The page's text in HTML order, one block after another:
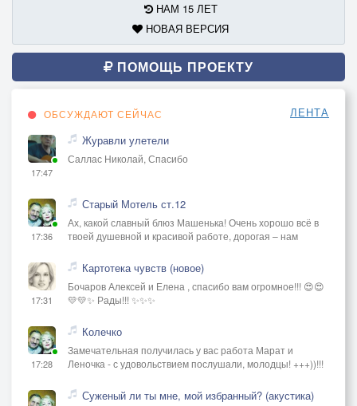
НАМ 15 ЛЕТ
НОВАЯ ВЕРСИЯ
ПОМОЩЬ ПРОЕКТУ
ОБСУЖДАЮТ СЕЙЧАС ЛЕНТА
17:47
Журавли улетели
Саллас Николай, Спасибо
17:36
Старый Мотель ст.12
Ах, какой славный блюз Машенька! Очень хорошо всё в
твоей душевной и красивой работе, дорогая – нам
17:31
Картотека чувств (новое)
Бочаров Алексей и Елена , спасибо вам огромное!!! 😍😍
💛💛✨ Рады!!! ✨✨✨
17:28
Колечко
Замечательная получилась у вас работа Марат и
Леночка - с удовольствием послушали, молодцы! +++))!!!
Суженый ли ты мне, мой избранный? (акустика)